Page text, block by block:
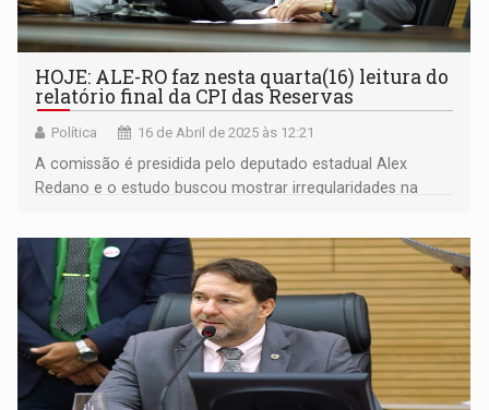
HOJE: ALE-RO faz nesta quarta(16) leitura do
relatório final da CPI das Reservas
Política 16 de Abril de 2025 às 12:21
A comissão é presidida pelo deputado estadual Alex
Redano e o estudo buscou mostrar irregularidades na